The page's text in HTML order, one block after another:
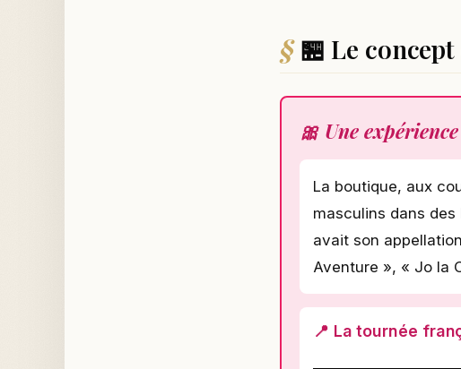
🏪 Le
🎀 Une
La boutique, aux
masculins dans des
avait son
Aventure », « Jo la
📍 La tournée